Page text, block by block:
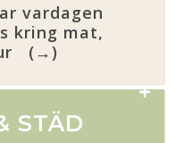
vardagen
kring mat,
(→)
STÄD